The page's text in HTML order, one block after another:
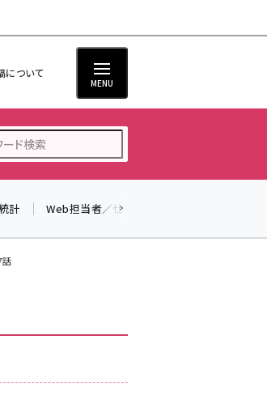
について
MENU
代 (1623)
計 Web担当者／仕事
話